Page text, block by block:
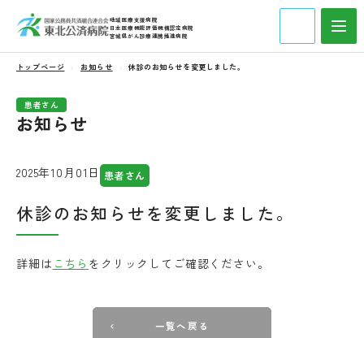
地域医療支援病院
日本医療機能評価機構認定病院
宮城県がん診療連携推進病院
トップページ お知らせ 休診のお知らせを変更しました。
患者さん
お知らせ
2025年10月01日 患者さん
休診のお知らせを変更しました。
詳細は こちら をクリックしてご確認ください。
一覧へ戻る